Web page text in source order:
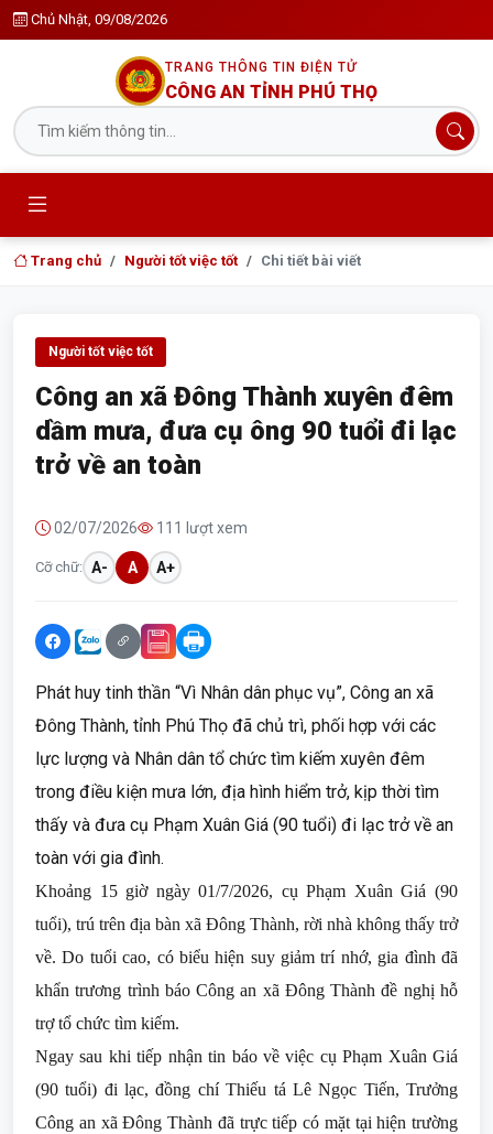
Chủ Nhật, 09/08/2026
TRANG THÔNG TIN ĐIỆN TỬ
CÔNG AN TỈNH PHÚ THỌ
Trang chủ Người tốt việc tốt Chi tiết bài viết
Người tốt việc tốt
Công an xã Đông Thành xuyên đêm
dầm mưa, đưa cụ ông 90 tuổi đi lạc
trở về an toàn
02/07/2026 111 lượt xem
Cỡ chữ: A- A A+
Phát huy tinh thần “Vì Nhân dân phục vụ”, Công an xã
Đông Thành, tỉnh Phú Thọ đã chủ trì, phối hợp với các
lực lượng và Nhân dân tổ chức tìm kiếm xuyên đêm
trong điều kiện mưa lớn, địa hình hiểm trở, kịp thời tìm
thấy và đưa cụ Phạm Xuân Giá (90 tuổi) đi lạc trở về an
toàn với gia đình.
Khoảng 15 giờ ngày 01/7/2026, cụ Phạm Xuân Giá (90
tuổi), trú trên địa bàn xã Đông Thành, rời nhà không thấy trở
về. Do tuổi cao, có biểu hiện suy giảm trí nhớ, gia đình đã
khẩn trương trình báo Công an xã Đông Thành đề nghị hỗ
trợ tổ chức tìm kiếm.
Ngay sau khi tiếp nhận tin báo về việc cụ Phạm Xuân Giá
(90 tuổi) đi lạc, đồng chí Thiếu tá Lê Ngọc Tiến, Trưởng
Công an xã Đông Thành đã trực tiếp có mặt tại hiện trường